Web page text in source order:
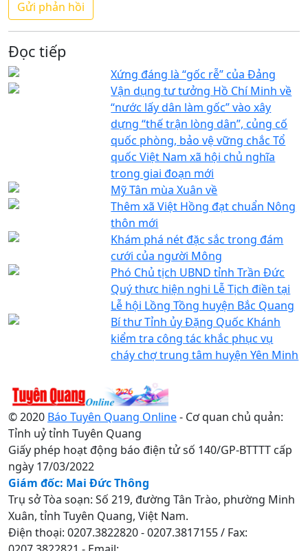
Đọc tiếp
Xứng đáng là “gốc rễ” của Đảng
Vận dụng tư tưởng Hồ Chí Minh về
“nước lấy dân làm gốc” vào xây
dựng “thế trận lòng dân”, củng cố
quốc phòng, bảo vệ vững chắc Tổ
quốc Việt Nam xã hội chủ nghĩa
trong giai đoạn mới
Mỹ Tân mùa Xuân về
Thêm xã Việt Hồng đạt chuẩn Nông
thôn mới
Khám phá nét đặc sắc trong đám
cưới của người Mông
Phó Chủ tịch UBND tỉnh Trần Đức
Quý thực hiện nghi Lễ Tịch điền tại
Lễ hội Lồng Tồng huyện Bắc Quang
Bí thư Tỉnh ủy Đặng Quốc Khánh
kiểm tra công tác khắc phục vụ
cháy chợ trung tâm huyện Yên Minh
© 2020 Báo Tuyên Quang Online- Cơ quan chủ quản:
Tỉnh uỷ tỉnh Tuyên Quang
Giấy phép hoạt động báo điện tử số 140/GP-BTTTT cấp
ngày 17/03/2022
Giám đốc: Mai Đức Thông
Trụ sở Tòa soạn: Số 219, đường Tân Trào, phường Minh
Xuân, tỉnh Tuyên Quang, Việt Nam.
Điện thoại: 0207.3822820 - 0207.3817155 / Fax: